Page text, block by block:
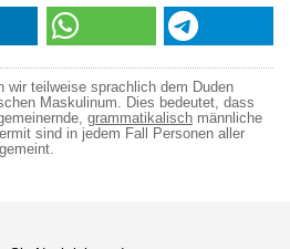
wir teilweise sprachlich dem Duden
Maskulinum. Dies bedeutet, dass
grammatikalisch männliche
sind in jedem Fall Personen aller